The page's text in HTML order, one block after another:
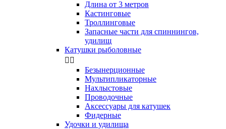
Длина от 3 метров
Кастинговые
Троллинговые
Запасные части для спиннингов,
удилищ
Катушки рыболовные
 
Безынерционные
Мультипликаторные
Нахлыстовые
Проводочные
Аксессуары для катушек
Фидерные
Удочки и удилища